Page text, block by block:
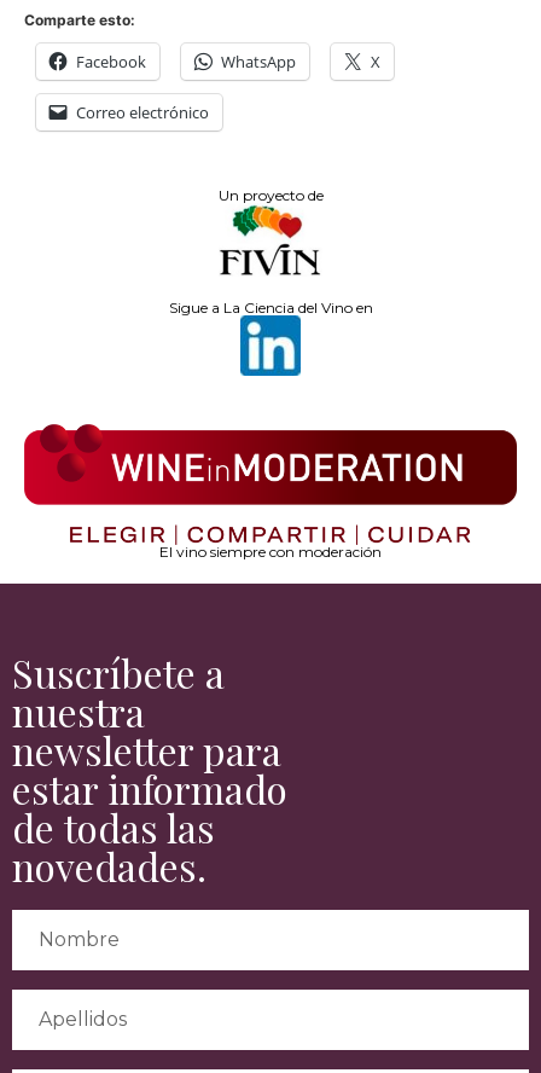
Comparte esto:
Facebook WhatsApp X
Correo electrónico
Un proyecto de
Sigue a La Ciencia del Vino en
El vino siempre con moderación
Suscríbete a
nuestra
newsletter para
estar informado
de todas las
novedades.